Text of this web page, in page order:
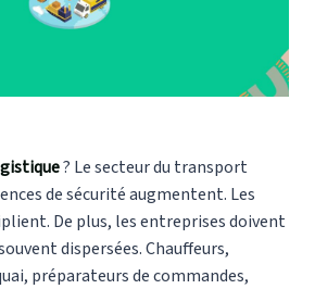
? Le secteur du transport
de sécurité augmentent. Les
De plus, les entreprises doivent
dispersées. Chauffeurs,
préparateurs de commandes,